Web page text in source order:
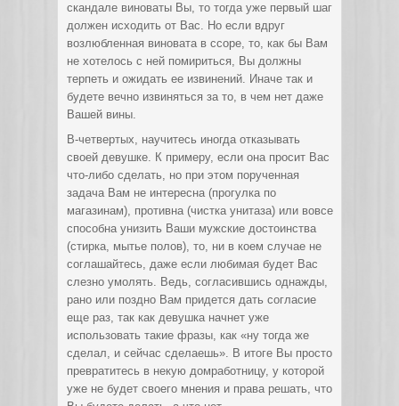
скандале виноваты Вы, то тогда уже первый шаг
должен исходить от Вас. Но если вдруг
возлюбленная виновата в ссоре, то, как бы Вам
не хотелось с ней помириться, Вы должны
терпеть и ожидать ее извинений. Иначе так и
будете вечно извиняться за то, в чем нет даже
Вашей вины.
В-четвертых, научитесь иногда отказывать
своей девушке. К примеру, если она просит Вас
что-либо сделать, но при этом порученная
задача Вам не интересна (прогулка по
магазинам), противна (чистка унитаза) или вовсе
способна унизить Ваши мужские достоинства
(стирка, мытье полов), то, ни в коем случае не
соглашайтесь, даже если любимая будет Вас
слезно умолять. Ведь, согласившись однажды,
рано или поздно Вам придется дать согласие
еще раз, так как девушка начнет уже
использовать такие фразы, как «ну тогда же
сделал, и сейчас сделаешь». В итоге Вы просто
превратитесь в некую домработницу, у которой
уже не будет своего мнения и права решать, что